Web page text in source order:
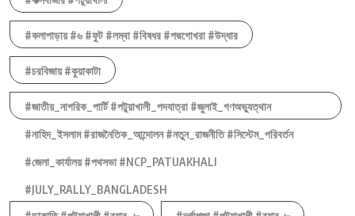
#কলাপাড়ায় #৬ #ফুট #লম্বা #বিষধর #পদ্মগোখরা #উদ্ধার
#চরবিজায় #কুয়াকাটা
#জাতীয়_নাগরিক_পার্টি #পটুয়াখালী_পদযাত্রা #জুলাই_গণঅভ্যুত্থান
#নাহিদ_ইসলাম #রাজনৈতিক_আন্দোলন #নতুন_রাজনীতি #সিস্টেম_পরিবর্তন
#জেলা_কার্যালয় #পথসভা #NCP_PATUAKHALI
#JULY_RALLY_BANGLADESH